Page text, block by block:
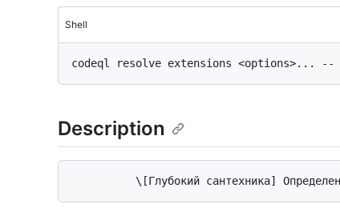
Shell
Description